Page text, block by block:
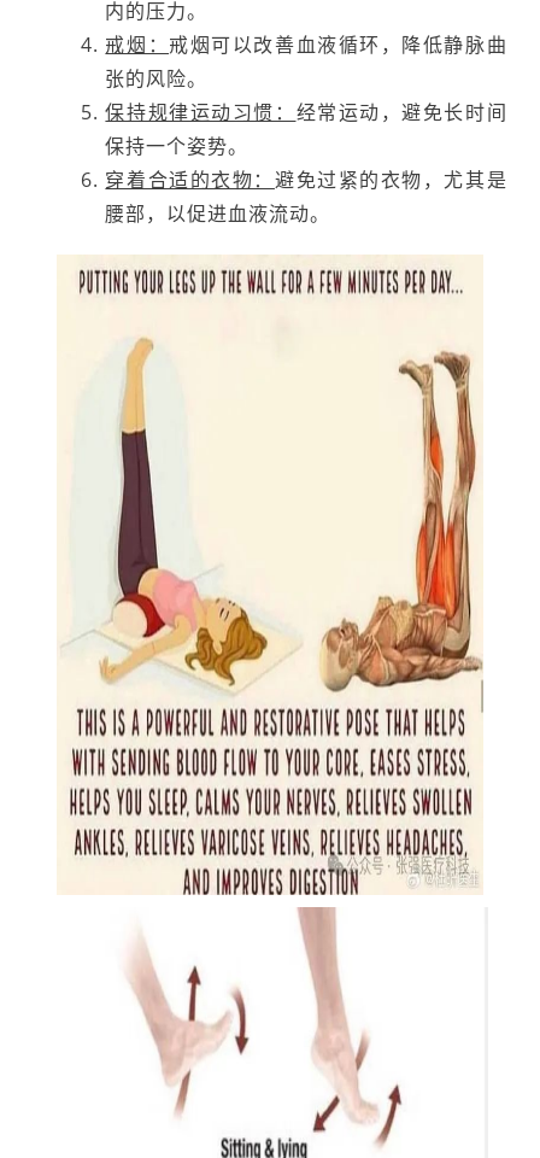
内的压力。
戒烟： 戒烟可以改善血液循环，降低静脉曲
张的风险。
保持规律运动习惯： 经常运动，避免长时间
保持一个姿势。
穿着合适的衣物： 避免过紧的衣物，尤其是
腰部，以促进血液流动。